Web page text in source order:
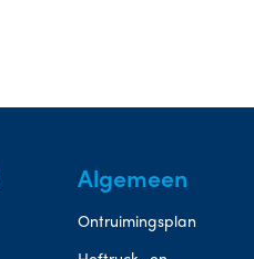
Algemeen
Ontruimingsplan